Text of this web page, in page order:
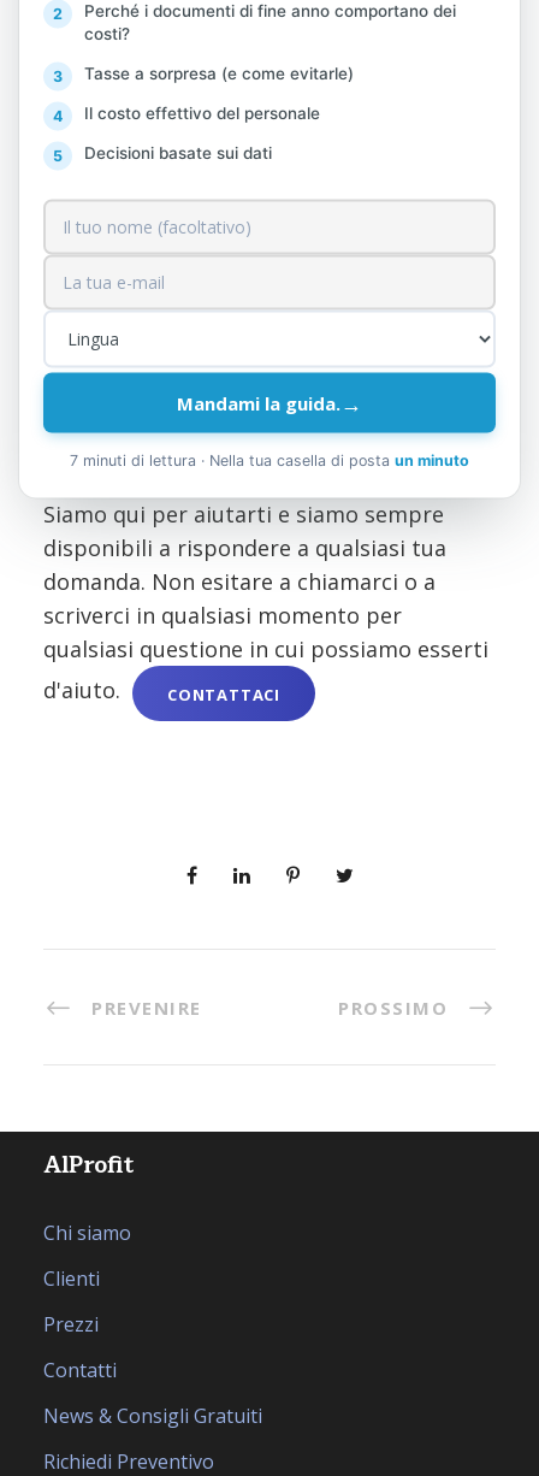
costituisce un onere una tantum per il
contribuente indipendentemente dal
numero di dipendenti che ne fanno uso o
dal numero di sedi secondarie/indirizzi del
contribuente.
Al fine di chiarire eventuali ambiguità per il
contribuente e di prevenire abusi o
interpretazioni errate,
FisioterapiaeAzioneRitengono necessario
rilasciare una dichiarazione congiunta in
merito a tale questione.
Fonte:Direzione Generale delle Imposte.
Siamo qui per aiutarti e siamo sempre
disponibili a rispondere a qualsiasi tua
domanda. Non esitare a chiamarci o a
scriverci in qualsiasi momento per
qualsiasi questione in cui possiamo esserti
d'aiuto.
CONTATTACI
PREVENIRE PROSSIMO
AlProfit
Chi siamo
Clienti
Prezzi
Contatti
News & Consigli Gratuiti
Richiedi Preventivo
Perché i documenti di fine anno comportano dei
costi?
Tasse a sorpresa (e come evitarle)
Il costo effettivo del personale
Decisioni basate sui dati
Mandami la guida.→
7 minuti di lettura · Nella tua casella di posta un minuto